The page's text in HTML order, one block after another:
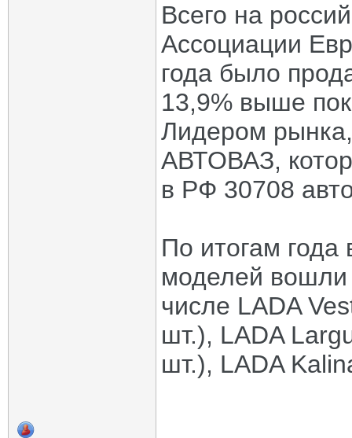
Всего на
Ассоциации
года было
13,9% выше
Лидером
АВТОВАЗ,
в РФ 30708
По итогам
моделей
числе LADA
шт.), LADA
шт.), LADA